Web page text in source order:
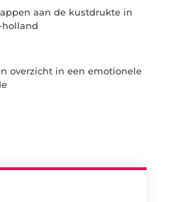
aan de kustdrukte in
holland
overzicht in een emotionele